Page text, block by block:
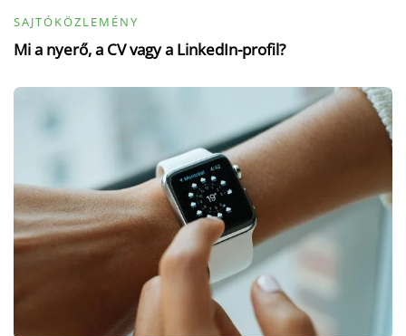
SAJTÓKÖZLEMÉNY
Mi a nyerő, a CV vagy a LinkedIn-profil?